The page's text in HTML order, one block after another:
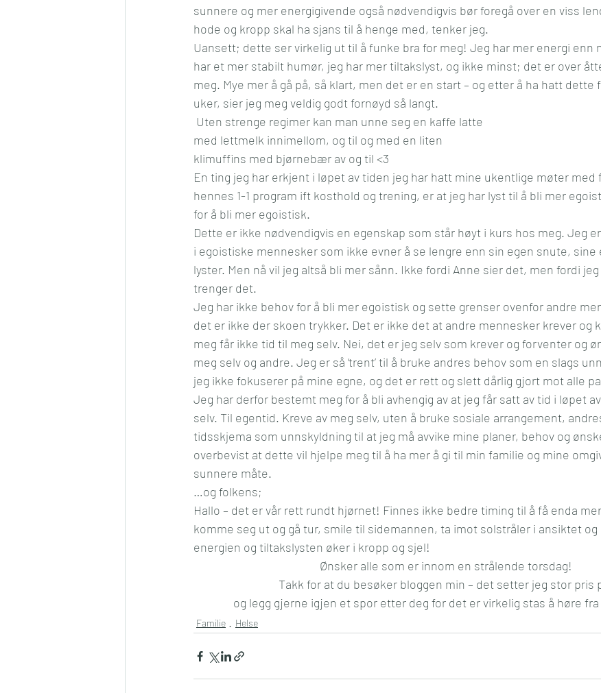
sunnere og mer energigivende også nødvendigvis bør foregå over en viss
hode og kropp skal ha sjans til å henge med, tenker jeg.
Uansett; dette ser virkelig ut til å funke bra for meg! Jeg har mer energi enn
har et mer stabilt humør, jeg har mer tiltakslyst, og ikke minst; det er over
meg. Mye mer å gå på, så klart, men det er en start – og etter å ha hatt dette
uker, sier jeg meg veldig godt fornøyd så langt.
Uten strenge regimer kan man unne seg en kaffe latte
med lettmelk innimellom, og til og med en liten
klimuffins med bjørnebær av og til <3
En ting jeg har erkjent i løpet av tiden jeg har hatt mine ukentlige møter med
hennes 1-1 program ift kosthold og trening, er at jeg har lyst til å bli mer
for å bli mer egoistisk.
Dette er ikke nødvendigvis en egenskap som står høyt i kurs hos meg. Jeg
i egoistiske mennesker som ikke evner å se lengre enn sin egen snute, sine
lyster. Men nå vil jeg altså bli mer sånn. Ikke fordi Anne sier det, men fordi
trenger det.
Jeg har ikke behov for å bli mer egoistisk og sette grenser ovenfor andre
det er ikke der skoen trykker. Det er ikke det at andre mennesker krever og
meg får ikke tid til meg selv. Nei, det er jeg selv som krever og forventer og
meg selv og andre. Jeg er så ‘trent’ til å bruke andres behov som en slags
jeg ikke fokuserer på mine egne, og det er rett og slett dårlig gjort mot alle
Jeg har derfor bestemt meg for å bli avhengig av at jeg får satt av tid i løpet
selv. Til egentid. Kreve av meg selv, uten å bruke sosiale arrangement,
tidsskjema som unnskyldning til at jeg må avvike mine planer, behov og
overbevist at dette vil hjelpe meg til å ha mer å gi til min familie og mine
sunnere måte.
…og folkens;
Hallo – det er vår rett rundt hjørnet! Finnes ikke bedre timing til å få enda
komme seg ut og gå tur, smile til sidemannen, ta imot solstråler i ansiktet
energien og tiltakslysten øker i kropp og sjel!
Ønsker alle som er innom en strålende torsdag!
Takk for at du besøker bloggen min – det setter jeg stor pris
og legg gjerne igjen et spor etter deg for det er virkelig stas å høre
Familie Helse